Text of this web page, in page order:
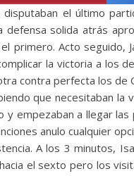
disputaban el último
defensa solida atrás
primero. Acto seguido,
la victoria a los
contra perfecta los de
que necesitaban la
y empezaban a llegar
anulo cualquier
A los 3 minutos,
el sexto pero los